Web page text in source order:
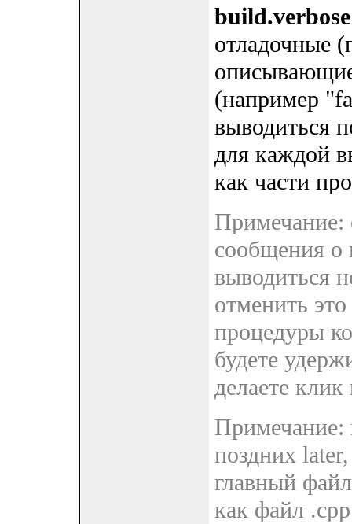
build.verbose
отладочные
(например
выводиться
для каждой
как части
Примечание:
сообщения о
выводиться
отменить
процедуры
будете
делаете
Примечание:
поздних
главный файл
как файл